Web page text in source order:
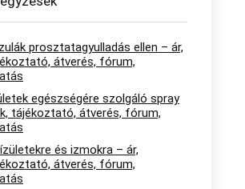
prosztatagyulladás ellen – ár,
átverés, fórum,
egészségére szolgáló spray
tájékoztató, átverés, fórum,
és izmokra – ár,
átverés, fórum,